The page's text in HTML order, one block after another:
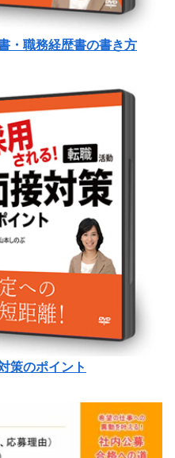
・職務経歴書の書き方
策のポイント